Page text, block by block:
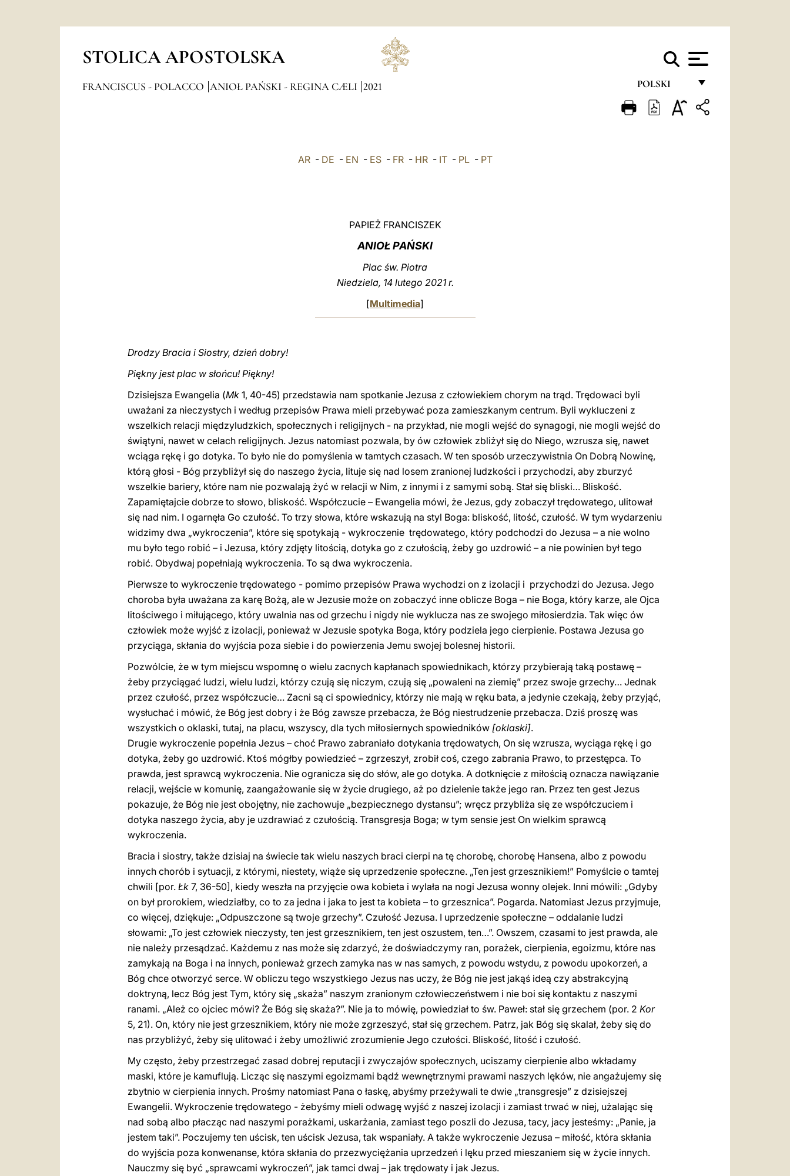
STOLICA APOSTOLSKA
POLSKI
FRANÇAIS
FRANCISCUS - POLACCO ANIOŁ PAŃSKI - REGINA CÆLI 2021
AR- DE - EN - ES- FR- HR- IT- PL- PT
PAPIEŻ FRANCISZEK
ANIOŁ PAŃSKI
Plac św. Piotra
Niedziela, 14 lutego 2021 r.
[Multimedia]
Drodzy Bracia i Siostry, dzień dobry!
Piękny jest plac w słońcu! Piękny!
Dzisiejsza Ewangelia (Mk 1, 40-45) przedstawia nam spotkanie Jezusa z człowiekiem chorym na trąd. Trędowaci byli
uważani za nieczystych i według przepisów Prawa mieli przebywać poza zamieszkanym centrum. Byli wykluczeni z
wszelkich relacji międzyludzkich, społecznych i religijnych - na przykład, nie mogli wejść do synagogi, nie mogli wejść do
świątyni, nawet w celach religijnych. Jezus natomiast pozwala, by ów człowiek zbliżył się do Niego, wzrusza się, nawet
wciąga rękę i go dotyka. To było nie do pomyślenia w tamtych czasach. W ten sposób urzeczywistnia On Dobrą Nowinę,
którą głosi - Bóg przybliżył się do naszego życia, lituje się nad losem zranionej ludzkości i przychodzi, aby zburzyć
wszelkie bariery, które nam nie pozwalają żyć w relacji w Nim, z innymi i z samymi sobą. Stał się bliski… Bliskość.
Zapamiętajcie dobrze to słowo, bliskość. Współczucie – Ewangelia mówi, że Jezus, gdy zobaczył trędowatego, ulitował
się nad nim. I ogarnęła Go czułość. To trzy słowa, które wskazują na styl Boga: bliskość, litość, czułość. W tym wydarzeniu
widzimy dwa „wykroczenia”, które się spotykają - wykroczenie trędowatego, który podchodzi do Jezusa – a nie wolno
mu było tego robić – i Jezusa, który zdjęty litością, dotyka go z czułością, żeby go uzdrowić – a nie powinien był tego
robić. Obydwaj popełniają wykroczenia. To są dwa wykroczenia.
Pierwsze to wykroczenie trędowatego - pomimo przepisów Prawa wychodzi on z izolacji i przychodzi do Jezusa. Jego
choroba była uważana za karę Bożą, ale w Jezusie może on zobaczyć inne oblicze Boga – nie Boga, który karze, ale Ojca
litościwego i miłującego, który uwalnia nas od grzechu i nigdy nie wyklucza nas ze swojego miłosierdzia. Tak więc ów
człowiek może wyjść z izolacji, ponieważ w Jezusie spotyka Boga, który podziela jego cierpienie. Postawa Jezusa go
przyciąga, skłania do wyjścia poza siebie i do powierzenia Jemu swojej bolesnej historii.
Pozwólcie, że w tym miejscu wspomnę o wielu zacnych kapłanach spowiednikach, którzy przybierają taką postawę –
żeby przyciągać ludzi, wielu ludzi, którzy czują się niczym, czują się „powaleni na ziemię” przez swoje grzechy… Jednak
przez czułość, przez współczucie… Zacni są ci spowiednicy, którzy nie mają w ręku bata, a jedynie czekają, żeby przyjąć,
wysłuchać i mówić, że Bóg jest dobry i że Bóg zawsze przebacza, że Bóg niestrudzenie przebacza. Dziś proszę was
wszystkich o oklaski, tutaj, na placu, wszyscy, dla tych miłosiernych spowiedników [oklaski].
Drugie wykroczenie popełnia Jezus – choć Prawo zabraniało dotykania trędowatych, On się wzrusza, wyciąga rękę i go
dotyka, żeby go uzdrowić. Ktoś mógłby powiedzieć – zgrzeszył, zrobił coś, czego zabrania Prawo, to przestępca. To
prawda, jest sprawcą wykroczenia. Nie ogranicza się do słów, ale go dotyka. A dotknięcie z miłością oznacza nawiązanie
relacji, wejście w komunię, zaangażowanie się w życie drugiego, aż po dzielenie także jego ran. Przez ten gest Jezus
pokazuje, że Bóg nie jest obojętny, nie zachowuje „bezpiecznego dystansu”; wręcz przybliża się ze współczuciem i
dotyka naszego życia, aby je uzdrawiać z czułością. Transgresja Boga; w tym sensie jest On wielkim sprawcą
wykroczenia.
Bracia i siostry, także dzisiaj na świecie tak wielu naszych braci cierpi na tę chorobę, chorobę Hansena, albo z powodu
innych chorób i sytuacji, z którymi, niestety, wiąże się uprzedzenie społeczne. „Ten jest grzesznikiem!” Pomyślcie o tamtej
chwili [por. Łk 7, 36-50], kiedy weszła na przyjęcie owa kobieta i wylała na nogi Jezusa wonny olejek. Inni mówili: „Gdyby
on był prorokiem, wiedziałby, co to za jedna i jaka to jest ta kobieta – to grzesznica”. Pogarda. Natomiast Jezus przyjmuje,
co więcej, dziękuje: „Odpuszczone są twoje grzechy”. Czułość Jezusa. I uprzedzenie społeczne – oddalanie ludzi
słowami: „To jest człowiek nieczysty, ten jest grzesznikiem, ten jest oszustem, ten…”. Owszem, czasami to jest prawda, ale
nie należy przesądzać. Każdemu z nas może się zdarzyć, że doświadczymy ran, porażek, cierpienia, egoizmu, które nas
zamykają na Boga i na innych, ponieważ grzech zamyka nas w nas samych, z powodu wstydu, z powodu upokorzeń, a
Bóg chce otworzyć serce. W obliczu tego wszystkiego Jezus nas uczy, że Bóg nie jest jakąś ideą czy abstrakcyjną
doktryną, lecz Bóg jest Tym, który się „skaża” naszym zranionym człowieczeństwem i nie boi się kontaktu z naszymi
ranami. „Ależ co ojciec mówi? Że Bóg się skaża?”. Nie ja to mówię, powiedział to św. Paweł: stał się grzechem (por. 2 Kor
5, 21). On, który nie jest grzesznikiem, który nie może zgrzeszyć, stał się grzechem. Patrz, jak Bóg się skalał, żeby się do
nas przybliżyć, żeby się ulitować i żeby umożliwić zrozumienie Jego czułości. Bliskość, litość i czułość.
My często, żeby przestrzegać zasad dobrej reputacji i zwyczajów społecznych, uciszamy cierpienie albo wkładamy
maski, które je kamuflują. Licząc się naszymi egoizmami bądź wewnętrznymi prawami naszych lęków, nie angażujemy się
zbytnio w cierpienia innych. Prośmy natomiast Pana o łaskę, abyśmy przeżywali te dwie „transgresje” z dzisiejszej
Ewangelii. Wykroczenie trędowatego - żebyśmy mieli odwagę wyjść z naszej izolacji i zamiast trwać w niej, użalając się
nad sobą albo płacząc nad naszymi porażkami, uskarżania, zamiast tego poszli do Jezusa, tacy, jacy jesteśmy: „Panie, ja
jestem taki”. Poczujemy ten uścisk, ten uścisk Jezusa, tak wspaniały. A także wykroczenie Jezusa – miłość, która skłania
do wyjścia poza konwenanse, która skłania do przezwyciężania uprzedzeń i lęku przed mieszaniem się w życie innych.
Nauczmy się być „sprawcami wykroczeń”, jak tamci dwaj – jak trędowaty i jak Jezus.